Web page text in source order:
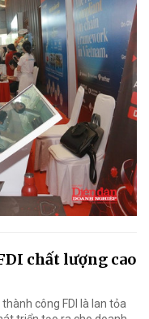
chất lượng cao
công FDI là lan tỏa